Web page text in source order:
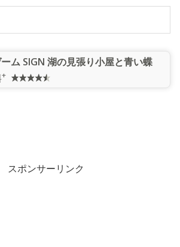
ム SIGN 湖の見張り小屋と青い蝶
+
スポンサーリンク